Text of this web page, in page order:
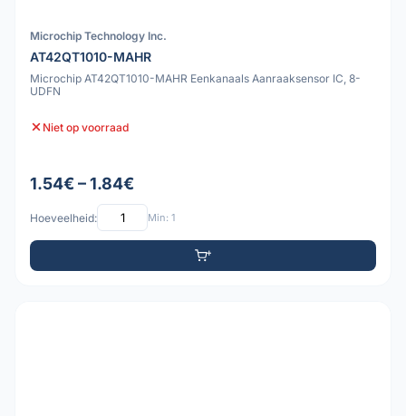
Microchip Technology Inc.
AT42QT1010-MAHR
Microchip AT42QT1010-MAHR Eenkanaals Aanraaksensor IC, 8-
UDFN
Niet op voorraad
1.54€ – 1.84€
Hoeveelheid: Min: 1